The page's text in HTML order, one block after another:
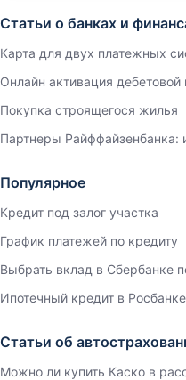
Статьи о банках и
Карта для двух платежных
Онлайн активация дебетовой
Покупка строящегося жилья
Партнеры Райффайзенбанка:
Популярное
Кредит под залог участка
График платежей по кредиту
Выбрать вклад в Сбербанке
Ипотечный кредит в Росбанке
Статьи об
Можно ли купить Каско в